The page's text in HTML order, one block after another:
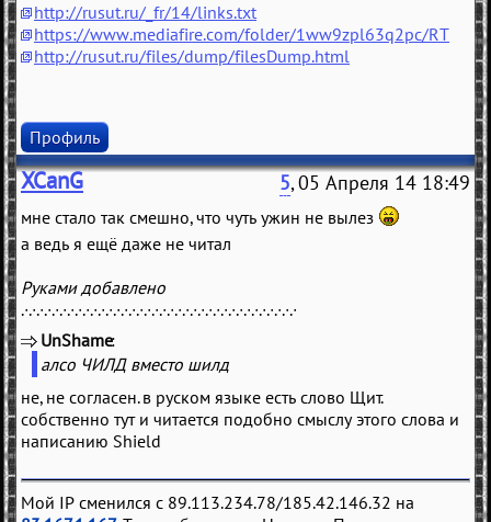
http://rusut.ru/_fr/14/links.txt
https://www.mediafire.com/folder/1ww9zpl63q2pc/RT
http://rusut.ru/files/dump/filesDump.html
Профиль
XCanG 5, 05 Апреля 14 18:49
мне стало так смешно, что чуть ужин не вылез
а ведь я ещё даже не читал
Руками добавлено
.∙.∙.∙.∙.∙.∙.∙.∙.∙.∙.∙.∙.∙.∙.∙.∙.∙.∙.∙.∙.∙.∙.∙.∙.∙.∙.∙.∙.∙.∙.∙.∙.∙.∙.∙.∙
UnShame
алсо ЧИЛД вместо шилд
не, не согласен. в руском языке есть слово Щит.
собственно тут и читается подобно смыслу этого слова и
написанию Shield
Мой IP сменился с 89.113.234.78/185.42.146.32 на